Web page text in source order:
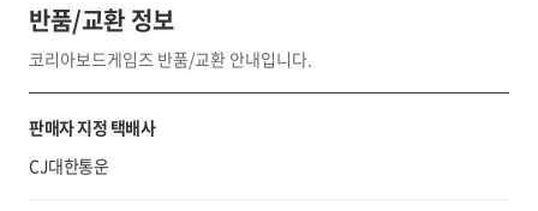
반품/교환 정보
코리아보드게임즈 반품/교환 안내입니다.
판매자 지정 택배사
CJ대한통운